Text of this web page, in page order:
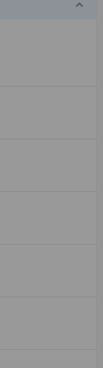
keyboard_arrow_down